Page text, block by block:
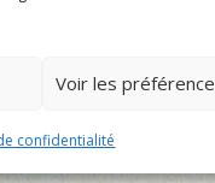
Voir les
confidentialité